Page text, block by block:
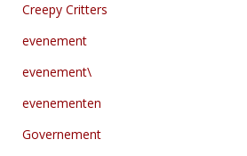
Creepy Critters
evenement
evenement\
evenementen
Governement